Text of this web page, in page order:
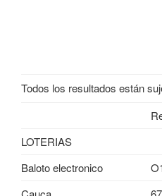
Todos los resultados están
LOTERIAS
Baloto electronico